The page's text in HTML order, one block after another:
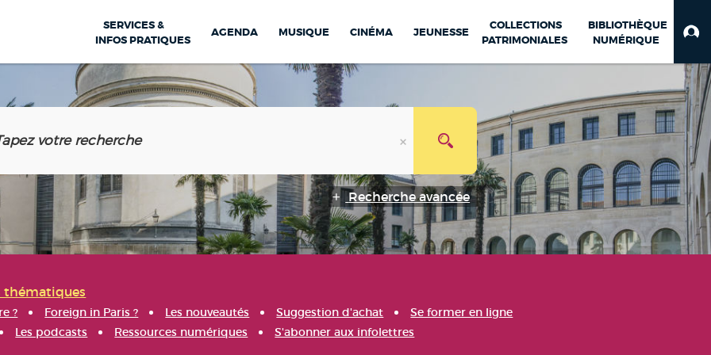
SERVICES &
INFOS PRATIQUES
AGENDA MUSIQUE CINÉMA JEUNESSE
COLLECTIONS
PATRIMONIALES
BIBLIOTHÈQUE
NUMÉRIQUE
Recherche avancée
thématiques
? Foreign in Paris ? Les nouveautés Suggestion d'achat
Se former en ligne
Les podcasts Ressources numériques S'abonner aux infolettres